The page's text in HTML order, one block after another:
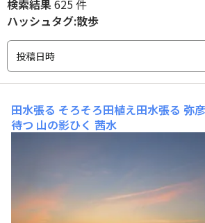
検索結果625 件
ハッシュタグ:散歩
投稿日時
田水張る そろそろ田植え田水張る 弥
待つ 山の影ひく 茜水